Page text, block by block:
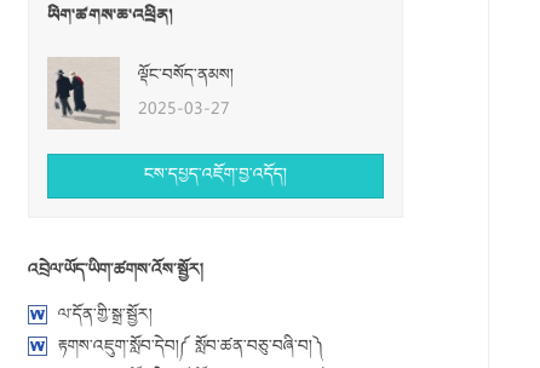
ཡིག་ཚགས་ཆ་འཕྲིན།
ལྡོང་བསོད་ནམས།
2025-03-27
ངས་དཔྱད་འཇོག་བྱ་འདོད།
འབྲེལ་ཡོད་ཡིག་ཚགས་འོས་སྦྱོར།
ལ་དོན་གྱི་སྒྲ་སྦྱོར།
རྟགས་འཇུག་སློབ་དེབ།༼ སློབ་ཚན་བཅུ་བཞི་བ།༽